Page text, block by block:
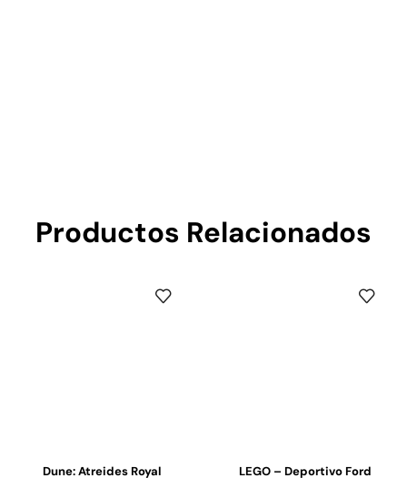
Productos Relacionados
Dune: Atreides Royal LEGO – Deportivo Ford